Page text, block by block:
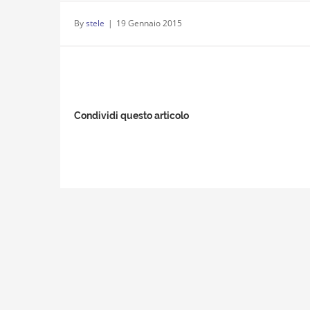
Bystele | 19 Gennaio 2015
Condividi questo articolo